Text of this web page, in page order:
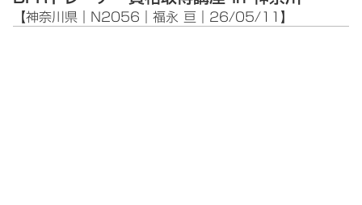
【神奈川県｜N2056｜福永 亘｜26/05/11】